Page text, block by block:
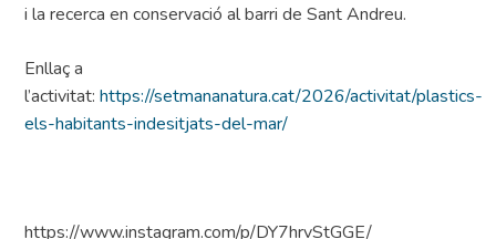
i la recerca en conservació al barri de Sant Andreu.
Enllaç a
l’activitat:https://setmananatura.cat/2026/activitat/plastics-
els-habitants-indesitjats-del-mar/
https://www.instagram.com/p/DY7hrvStGGE/